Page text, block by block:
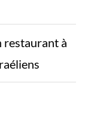
restaurant à